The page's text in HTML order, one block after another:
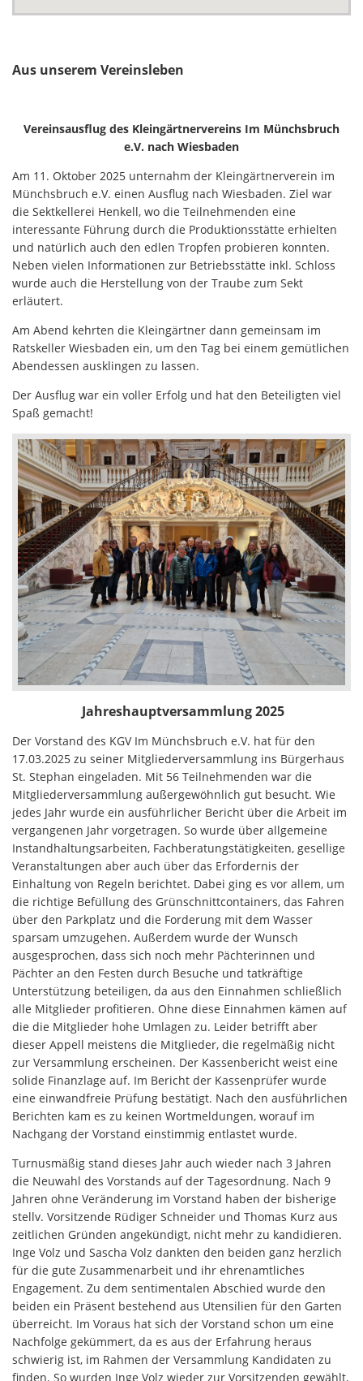
Aus unserem Vereinsleben
Vereinsausflug des Kleingärtnervereins Im Münchsbruch
e.V. nach Wiesbaden
Am 11. Oktober 2025 unternahm der Kleingärtnerverein im
Münchsbruch e.V. einen Ausflug nach Wiesbaden. Ziel war
die Sektkellerei Henkell, wo die Teilnehmenden eine
interessante Führung durch die Produktionsstätte erhielten
und natürlich auch den edlen Tropfen probieren konnten.
Neben vielen Informationen zur Betriebsstätte inkl. Schloss
wurde auch die Herstellung von der Traube zum Sekt
erläutert.
Am Abend kehrten die Kleingärtner dann gemeinsam im
Ratskeller Wiesbaden ein, um den Tag bei einem gemütlichen
Abendessen ausklingen zu lassen.
Der Ausflug war ein voller Erfolg und hat den Beteiligten viel
Spaß gemacht!
Jahreshauptversammlung 2025
Der Vorstand des KGV Im Münchsbruch e.V. hat für den
17.03.2025 zu seiner Mitgliederversammlung ins Bürgerhaus
St. Stephan eingeladen. Mit 56 Teilnehmenden war die
Mitgliederversammlung außergewöhnlich gut besucht. Wie
jedes Jahr wurde ein ausführlicher Bericht über die Arbeit im
vergangenen Jahr vorgetragen. So wurde über allgemeine
Instandhaltungsarbeiten, Fachberatungstätigkeiten, gesellige
Veranstaltungen aber auch über das Erfordernis der
Einhaltung von Regeln berichtet. Dabei ging es vor allem, um
die richtige Befüllung des Grünschnittcontainers, das Fahren
über den Parkplatz und die Forderung mit dem Wasser
sparsam umzugehen. Außerdem wurde der Wunsch
ausgesprochen, dass sich noch mehr Pächterinnen und
Pächter an den Festen durch Besuche und tatkräftige
Unterstützung beteiligen, da aus den Einnahmen schließlich
alle Mitglieder profitieren. Ohne diese Einnahmen kämen auf
die die Mitglieder hohe Umlagen zu. Leider betrifft aber
dieser Appell meistens die Mitglieder, die regelmäßig nicht
zur Versammlung erscheinen. Der Kassenbericht weist eine
solide Finanzlage auf. Im Bericht der Kassenprüfer wurde
eine einwandfreie Prüfung bestätigt. Nach den ausführlichen
Berichten kam es zu keinen Wortmeldungen, worauf im
Nachgang der Vorstand einstimmig entlastet wurde.
Turnusmäßig stand dieses Jahr auch wieder nach 3 Jahren
die Neuwahl des Vorstands auf der Tagesordnung. Nach 9
Jahren ohne Veränderung im Vorstand haben der bisherige
stellv. Vorsitzende Rüdiger Schneider und Thomas Kurz aus
zeitlichen Gründen angekündigt, nicht mehr zu kandidieren.
Inge Volz und Sascha Volz dankten den beiden ganz herzlich
für die gute Zusammenarbeit und ihr ehrenamtliches
Engagement. Zu dem sentimentalen Abschied wurde den
beiden ein Präsent bestehend aus Utensilien für den Garten
überreicht. Im Voraus hat sich der Vorstand schon um eine
Nachfolge gekümmert, da es aus der Erfahrung heraus
schwierig ist, im Rahmen der Versammlung Kandidaten zu
finden. So wurden Inge Volz wieder zur Vorsitzenden gewählt,